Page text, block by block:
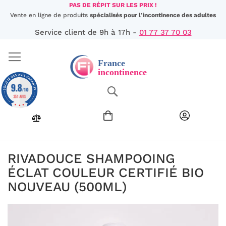
Aller
au
PAS DE RÉPIT SUR LES PRIX !
Vente en ligne de produits spécialisés pour l’incontinence des adultes
Service client de 9h à 17h - 01 77 37 70 03
RIVADOUCE SHAMPOOING
ÉCLAT COULEUR CERTIFIÉ BIO
NOUVEAU (500ML)
9.8/10
351 AVIS